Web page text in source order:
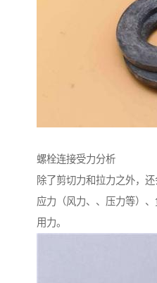
螺栓连接受力分析
除了剪切力和拉力之外，
应力（风力、、压力等）
用力。